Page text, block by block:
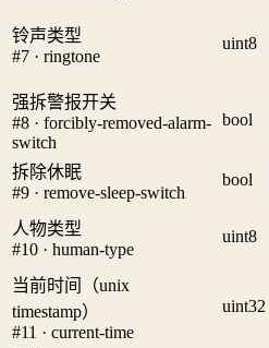
铃声类型
#7 · ringtone
uint8
强拆警报开关
#8 · forcibly-removed-alarm-
switch
bool
拆除休眠
#9 · remove-sleep-switch
bool
人物类型
#10 · human-type
uint8
当前时间（unix
timestamp）
#11 · current-time
uint32